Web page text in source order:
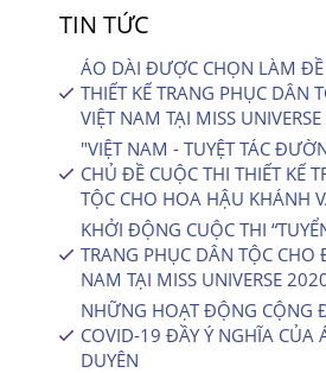
TIN TỨC
ÁO DÀI ĐƯỢC CHỌN LÀM ĐỀ
THIẾT KẾ TRANG PHỤC DÂN
VIỆT NAM TẠI MISS
"VIỆT NAM - TUYỆT TÁC
CHỦ ĐỀ CUỘC THI THIẾT KẾ
TỘC CHO HOA HẬU KHÁNH
KHỞI ĐỘNG CUỘC THI
TRANG PHỤC DÂN TỘC CHO
NAM TẠI MISS UNIVERSE
NHỮNG HOẠT ĐỘNG CỘNG
COVID-19 ĐẦY Ý NGHĨA CỦA
DUYÊN